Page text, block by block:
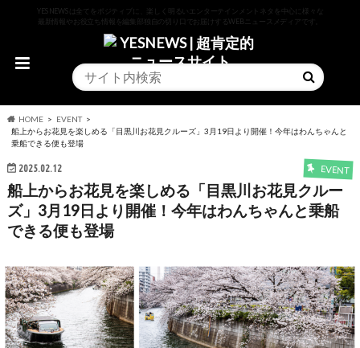
YESNEWSは全てをポジティブに、楽しく明るいエンターテインメントネタを中心に様々な
最新情報やお役立ち情報を編集部独自の切り口でお届けするWEBニュースメディアです。
HOME
EVENT
船上からお花見を楽しめる「目黒川お花見クルーズ」3月19日より開催！今年はわんちゃんと
乗船できる便も登場
2025.02.12 EVENT
船上からお花見を楽しめる「目黒川お花見クルー
ズ」3月19日より開催！今年はわんちゃんと乗船
できる便も登場